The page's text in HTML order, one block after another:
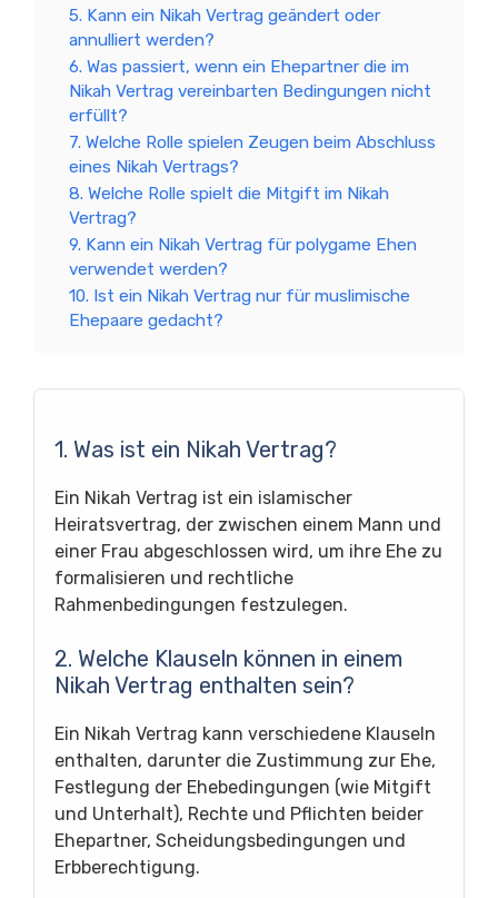
5. Kann ein Nikah Vertrag geändert oder
annulliert werden?
6. Was passiert, wenn ein Ehepartner die im
Nikah Vertrag vereinbarten Bedingungen nicht
erfüllt?
7. Welche Rolle spielen Zeugen beim Abschluss
eines Nikah Vertrags?
8. Welche Rolle spielt die Mitgift im Nikah
Vertrag?
9. Kann ein Nikah Vertrag für polygame Ehen
verwendet werden?
10. Ist ein Nikah Vertrag nur für muslimische
Ehepaare gedacht?
1. Was ist ein Nikah Vertrag?
Ein Nikah Vertrag ist ein islamischer
Heiratsvertrag, der zwischen einem Mann und
einer Frau abgeschlossen wird, um ihre Ehe zu
formalisieren und rechtliche
Rahmenbedingungen festzulegen.
2. Welche Klauseln können in einem
Nikah Vertrag enthalten sein?
Ein Nikah Vertrag kann verschiedene Klauseln
enthalten, darunter die Zustimmung zur Ehe,
Festlegung der Ehebedingungen (wie Mitgift
und Unterhalt), Rechte und Pflichten beider
Ehepartner, Scheidungsbedingungen und
Erbberechtigung.